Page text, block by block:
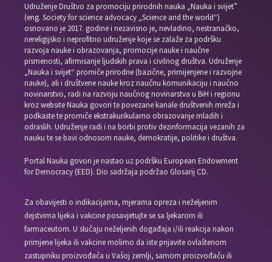
Udruženje Društvo za promociju prirodnih nauka „Nauka i svijet”
(eng. Society for science advocacy „Science and the world“)
osnovano je 2017. godine i nezavisno je, nevladino, nestranačko,
nereligijsko i neprofitno udruženje koje se zalaže za podršku
razvoja nauke i obrazovanja, promocije nauke i naučne
pismenosti, afirmisanje ljudskih prava i civilnog društva. Udruženje
„Nauka i svijet“ promiče prirodne (bazične, primijenjene i razvojne
nauke), ali i društvene nauke kroz naučnu komunikaciju i naučno
novinarstvo, radi na razvoju naučnog novinarstva u BiH i regionu
kroz website Nauka govori te povezane kanale društvenih mreža i
podkaste te promiče ekstrakurikularno obrazovanje mladih i
odraslih. Udruženje radi i na borbi protiv dezinformacija vezanih za
nauku te se bavi odnosom nauke, demokratije, politike i društva.
Portal Nauka govori je nastao uz podršku European Endowment
for Democracy (EED). Dio sadržaja podržao Glosarij CD.
Za obavijesti o indikacijama, mjerama opreza i neželjenim
dejstvima lijeka i vakcine posavjetujte se sa ljekarom ili
farmaceutom. U slučaju neželjenih događaja i/ili reakcija nakon
primjene lijeka ili vakcine molimo da iste prijavite ovlaštenom
zastupniku proizvođača u Vašoj zemlji, samom proizvođaču ili